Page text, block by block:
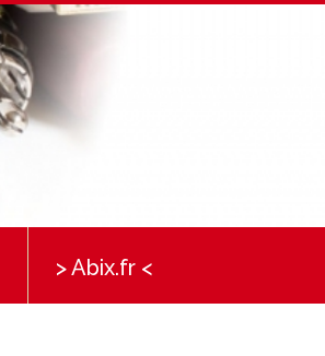
> Abix.fr <